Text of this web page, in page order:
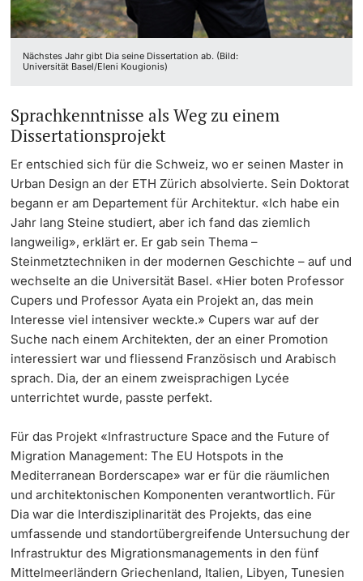
Nächstes Jahr gibt Dia seine Dissertation ab. (Bild:
Universität Basel/Eleni Kougionis)
Sprachkenntnisse als Weg zu einem
Dissertationsprojekt
Er entschied sich für die Schweiz, wo er seinen Master in
Urban Design an der ETH Zürich absolvierte. Sein Doktorat
begann er am Departement für Architektur. «Ich habe ein
Jahr lang Steine studiert, aber ich fand das ziemlich
langweilig», erklärt er. Er gab sein Thema –
Steinmetztechniken in der modernen Geschichte – auf und
wechselte an die Universität Basel. «Hier boten Professor
Cupers und Professor Ayata ein Projekt an, das mein
Interesse viel intensiver weckte.» Cupers war auf der
Suche nach einem Architekten, der an einer Promotion
interessiert war und fliessend Französisch und Arabisch
sprach. Dia, der an einem zweisprachigen Lycée
unterrichtet wurde, passte perfekt.
Für das Projekt «Infrastructure Space and the Future of
Migration Management: The EU Hotspots in the
Mediterranean Borderscape» war er für die räumlichen
und architektonischen Komponenten verantwortlich. Für
Dia war die Interdisziplinarität des Projekts, das eine
umfassende und standortübergreifende Untersuchung der
Infrastruktur des Migrationsmanagements in den fünf
Mittelmeerländern Griechenland, Italien, Libyen, Tunesien